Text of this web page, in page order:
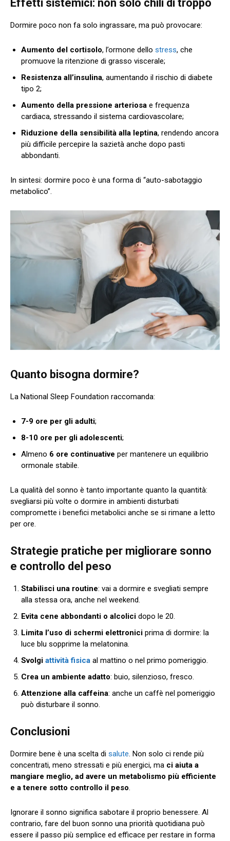
Effetti sistemici: non solo chili di troppo
Dormire poco non fa solo ingrassare, ma può provocare:
Aumento del cortisolo, l’ormone dello stress, che
promuove la ritenzione di grasso viscerale;
Resistenza all’insulina, aumentando il rischio di diabete
tipo 2;
Aumento della pressione arteriosa e frequenza
cardiaca, stressando il sistema cardiovascolare;
Riduzione della sensibilità alla leptina, rendendo ancora
più difficile percepire la sazietà anche dopo pasti
abbondanti.
In sintesi: dormire poco è una forma di “auto-sabotaggio
metabolico”.
Quanto bisogna dormire?
La National Sleep Foundation raccomanda:
7-9 ore per gli adulti;
8-10 ore per gli adolescenti;
Almeno 6 ore continuative per mantenere un equilibrio
ormonale stabile.
La qualità del sonno è tanto importante quanto la quantità:
svegliarsi più volte o dormire in ambienti disturbati
compromette i benefici metabolici anche se si rimane a letto
per ore.
Strategie pratiche per migliorare sonno
e controllo del peso
Stabilisci una routine: vai a dormire e svegliati sempre
alla stessa ora, anche nel weekend.
Evita cene abbondanti o alcolici dopo le 20.
Limita l’uso di schermi elettronici prima di dormire: la
luce blu sopprime la melatonina.
Svolgi attività fisica al mattino o nel primo pomeriggio.
Crea un ambiente adatto: buio, silenzioso, fresco.
Attenzione alla caffeina: anche un caffè nel pomeriggio
può disturbare il sonno.
Conclusioni
Dormire bene è una scelta di salute. Non solo ci rende più
concentrati, meno stressati e più energici, ma ci aiuta a
mangiare meglio, ad avere un metabolismo più efficiente
e a tenere sotto controllo il peso.
Ignorare il sonno significa sabotare il proprio benessere. Al
contrario, fare del buon sonno una priorità quotidiana può
essere il passo più semplice ed efficace per restare in forma